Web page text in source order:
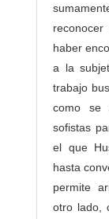
haber
a la
trabajo
como se
sofistas
el que
hasta
permite
otro lado,